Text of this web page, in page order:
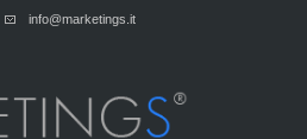
info@marketings.it